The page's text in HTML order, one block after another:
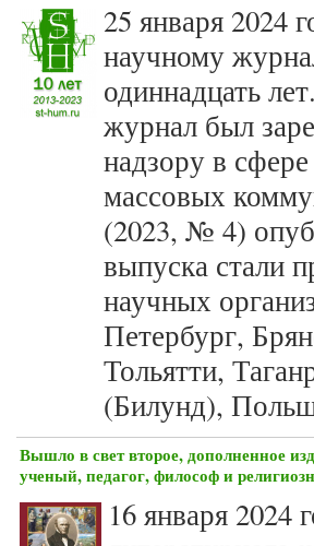
25 января 2024
научному
одиннадцать
журнал был
надзору в
массовых
(2023, № 4)
выпуска стали
научных
Петербург,
Тольятти,
(Билунд),
Вышло в свет второе, дополненное
ученый, педагог, философ и
16 января 2024